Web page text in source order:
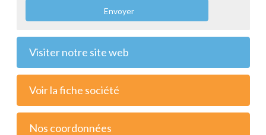
Envoyer
Visiter notre site web
Voir la fiche société
Nos coordonnées